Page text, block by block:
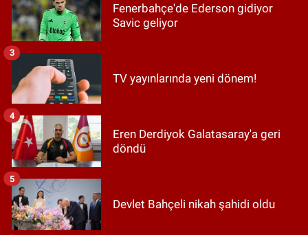
Fenerbahçe'de Ederson gidiyor
Savic geliyor
TV yayınlarında yeni dönem!
3
Eren Derdiyok Galatasaray'a geri
döndü
4
Devlet Bahçeli nikah şahidi oldu
5